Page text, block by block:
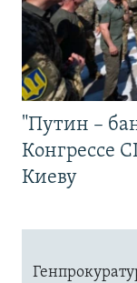
"Путин –
Конгрессе
Киеву